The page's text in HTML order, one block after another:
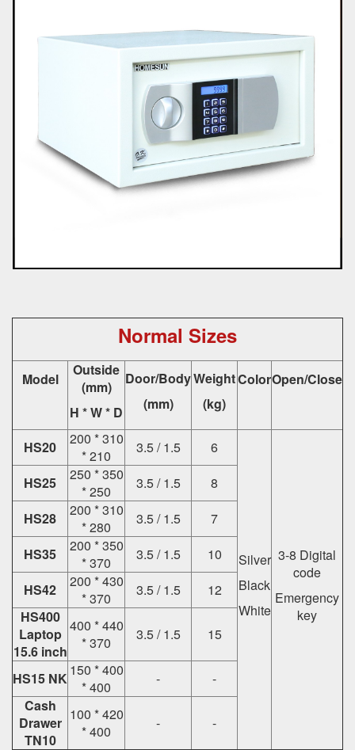
Normal Sizes
Model
Outside
(mm)
H * W * D
Door/Body
(mm)
Weight
(kg)
ColorOpen/Close
HS20
200 * 310
* 210
3.5 / 1.5 6
Silver
Black
White
3-8 Digital
code
Emergency
key
HS25
250 * 350
* 250
3.5 / 1.5
8
HS28
200 * 310
* 280
3.5 / 1.5
7
HS35
200 * 350
* 370
3.5 / 1.5
10
HS42
200 * 430
* 370
3.5 / 1.5
12
HS400
Laptop
15.6 inch
400 * 440
* 370
3.5 / 1.5 15
HS15 NK 150 * 400
* 400
-
-
Cash
Drawer
TN10
100 * 420
* 400
- -